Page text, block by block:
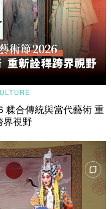
糅合傳統與當代藝術 重
界視野